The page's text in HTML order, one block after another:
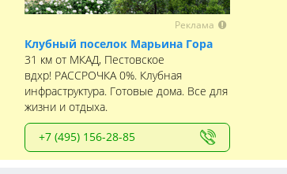
Реклама
Клубный поселок Марьина Гора
31 км от МКАД, Пестовское
вдхр! РАССРОЧКА 0%. Клубная
инфраструктура. Готовые дома. Все для
жизни и отдыха.
+7 (495) 156-28-85